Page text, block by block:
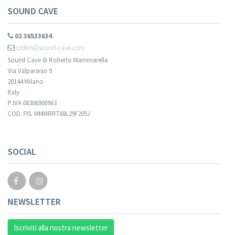
SOUND CAVE
02 36533634
orders@sound-cave.com
Sound Cave di Roberto Mammarella
Via Valparaiso 9
20144 Milano
Italy
P.IVA 08306900963
COD. FIS. MMMRRT68L29F205J
SOCIAL
NEWSLETTER
Iscriviti alla nostra newsletter